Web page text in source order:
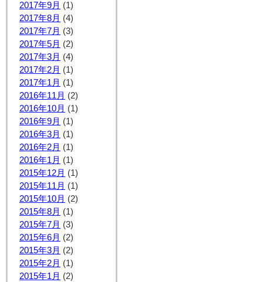
2017年9月 (1)
2017年8月 (4)
2017年7月 (3)
2017年5月 (2)
2017年3月 (4)
2017年2月 (1)
2017年1月 (1)
2016年11月 (2)
2016年10月 (1)
2016年9月 (1)
2016年3月 (1)
2016年2月 (1)
2016年1月 (1)
2015年12月 (1)
2015年11月 (1)
2015年10月 (2)
2015年8月 (1)
2015年7月 (3)
2015年6月 (2)
2015年3月 (2)
2015年2月 (1)
2015年1月 (2)